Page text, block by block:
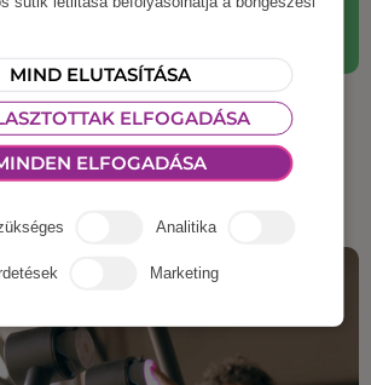
csapatépítő ötletek, amiket a
fognak
MIND ELUTASÍTÁSA
ELFOGADÁSA
ELFOGADÁSA
Analitika
Marketing